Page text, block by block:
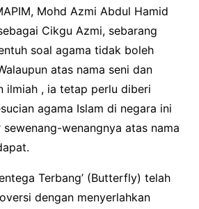
Mohd Azmi Abdul Hamid
Cikgu Azmi, sebarang
soal agama tidak boleh
atas nama seni dan
ilmiah , ia tetap perlu diberi
agama Islam di negara ini
wenangnya atas nama
Terbang’ (Butterfly) telah
dengan menyerlahkan